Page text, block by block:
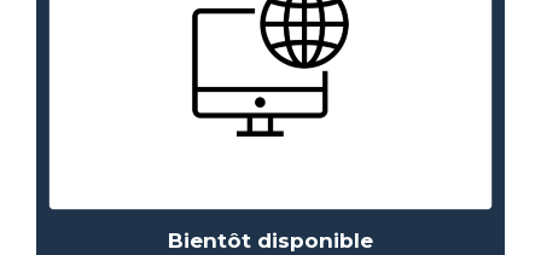
Bientôt disponible